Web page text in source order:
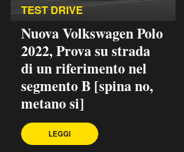
TEST DRIVE
Nuova Volkswagen Polo
2022, Prova su strada
di un riferimento nel
segmento B [spina no,
metano si]
LEGGI